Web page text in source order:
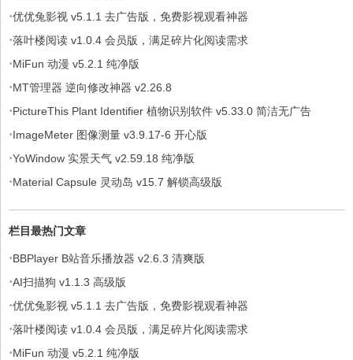
·优优兔影视 v5.1.1 去广告版，免费影视观看神器
·落叶楼阅读 v1.0.4 会员版，满足碎片化阅读需求
·MiFun 动漫 v5.2.1 纯净版
·MT管理器 逆向修改神器 v2.26.8
·PictureThis Plant Identifier 植物识别软件 v5.33.0 简洁无广告
·ImageMeter 图像测量 v3.9.17-6 开心版
·YoWindow 实景天气 v2.59.18 纯净版
·Material Capsule 灵动岛 v15.7 解锁高级版
栏目最热门文章
·BBPlayer B站音乐播放器 v2.6.3 清爽版
·AI扫描狗 v1.1.3 高级版
·优优兔影视 v5.1.1 去广告版，免费影视观看神器
·落叶楼阅读 v1.0.4 会员版，满足碎片化阅读需求
·MiFun 动漫 v5.2.1 纯净版